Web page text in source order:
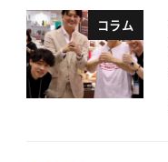
コラム